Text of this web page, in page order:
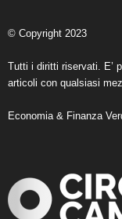
© Copyright 2023
Tutti i diritti riservati. E’
articoli con qualsiasi
Economia & Finanza